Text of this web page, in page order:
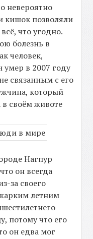
невероятно
кишок позволяли
что угодно.
болезнь в
человек,
умер в 2007 году
связанным с его
который
в своём животе
Нагпур
он всегда
за своего
летним
потому что его
он едва мог